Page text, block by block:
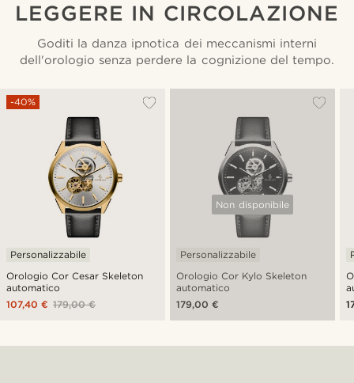
LEGGERE IN CIRCOLAZIONE
Goditi la danza ipnotica dei meccanismi interni
dell'orologio senza perdere la cognizione del tempo.
Orologio Cor Cesar Skeleton
automatico
-40%
Personalizzabile
179,00 €
107,40 €
Non disponibile
Orologio Cor Kylo Skeleton
automatico
Personalizzabile
179,00 €